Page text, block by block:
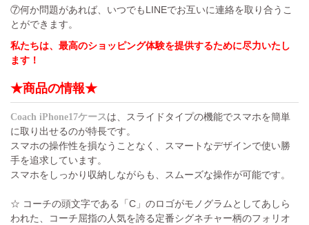
⑦何か問題があれば、いつでもLINEでお互いに連絡を取り合うこ
とができます。
私たちは、最高のショッピング体験を提供するために尽力いたし
ます！
★商品の情報★
Coach iPhone17ケースは、スライドタイプの機能でスマホを簡単
に取り出せるのが特長です。
スマホの操作性を損なうことなく、スマートなデザインで使い勝
手を追求しています。
スマホをしっかり収納しながらも、スムーズな操作が可能です。
☆ コーチの頭文字である「C」のロゴがモノグラムとしてあしら
われた、コーチ屈指の人気を誇る定番シグネチャー柄のフォリオ